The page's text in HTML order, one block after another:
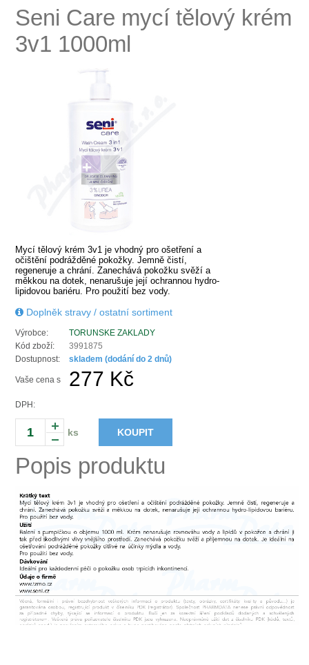
Seni Care mycí tělový krém
3v1 1000ml
Mycí tělový krém 3v1 je vhodný pro ošetření a
očištění podrážděné pokožky. Jemně čistí,
regeneruje a chrání. Zanechává pokožku svěží a
měkkou na dotek, nenarušuje její ochrannou hydro-
lipidovou bariéru. Pro použití bez vody.
Doplněk stravy / ostatní sortiment
Výrobce:
TORUNSKE ZAKLADY
Kód zboží:
3991875
Dostupnost:
skladem (dodání do 2 dnů)
Vaše cena s
DPH:
277 Kč
ks KOUPIT
Popis produktu